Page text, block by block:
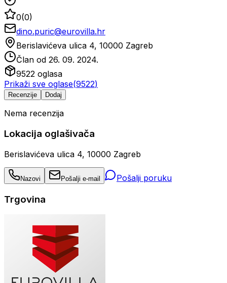
0(0)
dino.puric@eurovilla.hr
Berislavićeva ulica 4, 10000 Zagreb
Član od 26. 09. 2024.
9522 oglasa
Prikaži sve oglase(9522)
Recenzije Dodaj
Nema recenzija
Lokacija oglašivača
Berislavićeva ulica 4, 10000 Zagreb
Nazovi Pošalji e-mail Pošalji poruku
Trgovina